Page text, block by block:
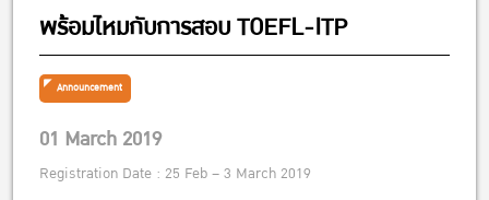
พร้อมไหมกับการสอบ TOEFL-ITP
Announcement
01 March 2019
Registration Date : 25 Feb – 3 March 2019